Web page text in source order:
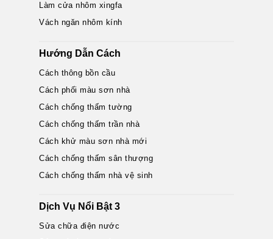
Làm cửa nhôm xingfa
Vách ngăn nhôm kính
Hướng Dẫn Cách
Cách thông bồn cầu
Cách phối màu sơn nhà
Cách chống thấm tường
Cách chống thấm trần nhà
Cách khử màu sơn nhà mới
Cách chống thấm sân thượng
Cách chống thấm nhà vệ sinh
Dịch Vụ Nổi Bật 3
Sửa chữa điện nước